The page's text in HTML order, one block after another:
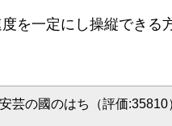
を一定にし操縦できる
安芸の國のはち（評価:35810